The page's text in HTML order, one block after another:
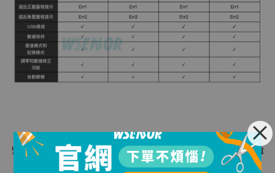
緊湊的設計，袖珍尺寸，該儀表廣泛應用於測量風機壓力，阻力/風速/爐
壓/過濾器的差壓，並監測燃燒過程中空氣中的氣體含量。